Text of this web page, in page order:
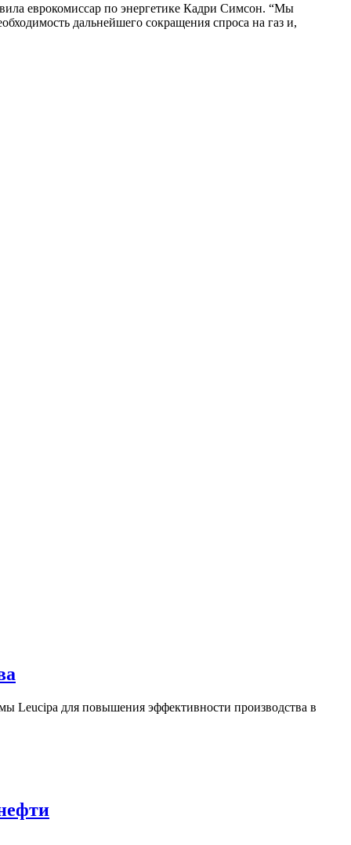
еврокомиссар по энергетике Кадри Симсон. “Мы
дальнейшего сокращения спроса на газ и,
Leucipa для повышения эффективности производства в